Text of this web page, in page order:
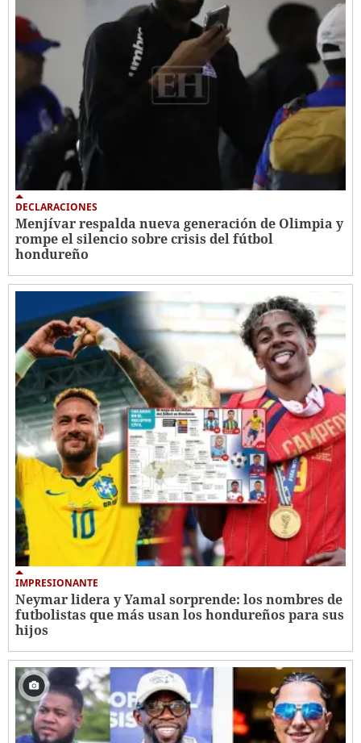
DECLARACIONES
Menjívar respalda nueva generación de Olimpia y
rompe el silencio sobre crisis del fútbol
hondureño
IMPRESIONANTE
Neymar lidera y Yamal sorprende: los nombres de
futbolistas que más usan los hondureños para sus
hijos